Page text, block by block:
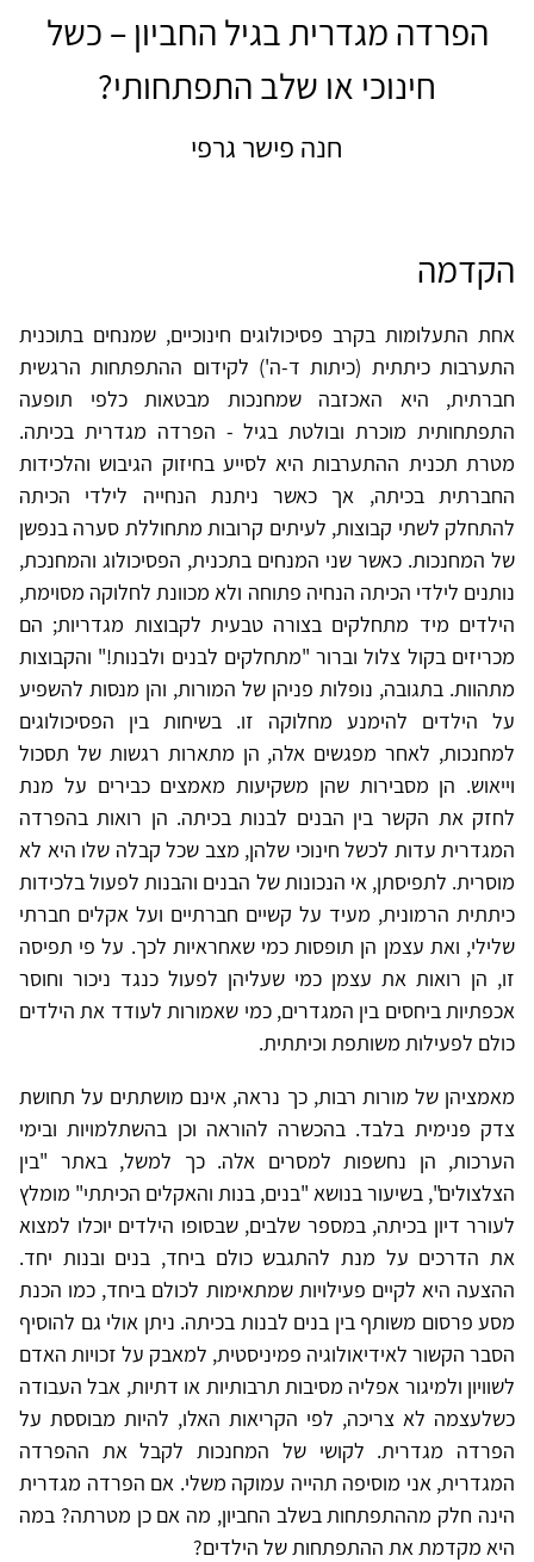
הפרדה מגדרית בגיל החביון – כשל
חינוכי או שלב התפתחותי?
חנה פישר גרפי
הקדמה
אחת התעלומות בקרב פסיכולוגים חינוכיים, שמנחים בתוכנית
התערבות כיתתית (כיתות ד-ה') לקידום ההתפתחות הרגשית
חברתית, היא האכזבה שמחנכות מבטאות כלפי תופעה
התפתחותית מוכרת ובולטת בגיל - הפרדה מגדרית בכיתה.
מטרת תכנית ההתערבות היא לסייע בחיזוק הגיבוש והלכידות
החברתית בכיתה, אך כאשר ניתנת הנחייה לילדי הכיתה
להתחלק לשתי קבוצות, לעיתים קרובות מתחוללת סערה בנפשן
של המחנכות. כאשר שני המנחים בתכנית, הפסיכולוג והמחנכת,
נותנים לילדי הכיתה הנחיה פתוחה ולא מכוונת לחלוקה מסוימת,
הילדים מיד מתחלקים בצורה טבעית לקבוצות מגדריות; הם
מכריזים בקול צלול וברור "מתחלקים לבנים ולבנות!" והקבוצות
מתהוות. בתגובה, נופלות פניהן של המורות, והן מנסות להשפיע
על הילדים להימנע מחלוקה זו. בשיחות בין הפסיכולוגים
למחנכות, לאחר מפגשים אלה, הן מתארות רגשות של תסכול
וייאוש. הן מסבירות שהן משקיעות מאמצים כבירים על מנת
לחזק את הקשר בין הבנים לבנות בכיתה. הן רואות בהפרדה
המגדרית עדות לכשל חינוכי שלהן, מצב שכל קבלה שלו היא לא
מוסרית. לתפיסתן, אי הנכונות של הבנים והבנות לפעול בלכידות
כיתתית הרמונית, מעיד על קשיים חברתיים ועל אקלים חברתי
שלילי, ואת עצמן הן תופסות כמי שאחראיות לכך. על פי תפיסה
זו, הן רואות את עצמן כמי שעליהן לפעול כנגד ניכור וחוסר
אכפתיות ביחסים בין המגדרים, כמי שאמורות לעודד את הילדים
כולם לפעילות משותפת וכיתתית.
מאמציהן של מורות רבות, כך נראה, אינם מושתתים על תחושת
צדק פנימית בלבד. בהכשרה להוראה וכן בהשתלמויות ובימי
הערכות, הן נחשפות למסרים אלה. כך למשל, באתר "בין
הצלצולים", בשיעור בנושא "בנים, בנות והאקלים הכיתתי" מומלץ
לעורר דיון בכיתה, במספר שלבים, שבסופו הילדים יוכלו למצוא
את הדרכים על מנת להתגבש כולם ביחד, בנים ובנות יחד.
ההצעה היא לקיים פעילויות שמתאימות לכולם ביחד, כמו הכנת
מסע פרסום משותף בין בנים לבנות בכיתה. ניתן אולי גם להוסיף
הסבר הקשור לאידיאולוגיה פמיניסטית, למאבק על זכויות האדם
לשוויון ולמיגור אפליה מסיבות תרבותיות או דתיות, אבל העבודה
כשלעצמה לא צריכה, לפי הקריאות האלו, להיות מבוססת על
הפרדה מגדרית. לקושי של המחנכות לקבל את ההפרדה
המגדרית, אני מוסיפה תהייה עמוקה משלי. אם הפרדה מגדרית
הינה חלק מההתפתחות בשלב החביון, מה אם כן מטרתה? במה
היא מקדמת את ההתפתחות של הילדים?